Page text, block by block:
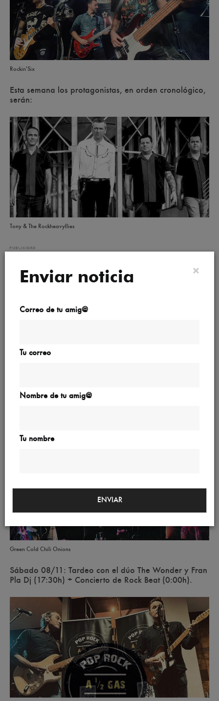
×
Enviar noticia
Correo de tu amig@
Tu correo
Nombre de tu amig@
Tu nombre
ENVIAR
Rockin'Six
Esta semana los protagonistas, en orden cronológico,
serán:
Tony & The Rockheavyllies
Green Cold Chili Onions
Sábado 08/11: Tardeo con el dúo The Wonder y Fran
Pla Dj (17:30h) + Concierto de Rock Beat (0:00h).